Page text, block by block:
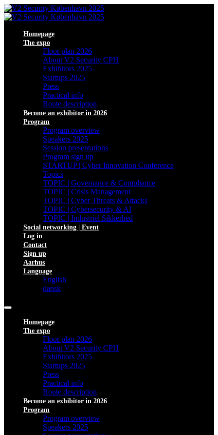
Homepage
The expo
Floor plan 2026
About V2 Security CPH
Exhibitors 2025
Startups 2025
Press
Practical info
Route description
Become an exhibitor in 2026
Program
Program overview
Speakers 2025
Session presentations
Program sign up
STARTUP | Cyber Innovation Conference
Topics
TOPIC | Governance & Compliance
TOPIC | Crisis Management
TOPIC | Cyber Threats & Attacks
TOPIC | Cybersecurity & AI
TOPIC | Industriel Sikkerhed
Social networking | Event
Log in
Contact
Sign up
Aarhus
Language
English
dansk
Homepage
The expo
Floor plan 2026
About V2 Security CPH
Exhibitors 2025
Startups 2025
Press
Practical info
Route description
Become an exhibitor in 2026
Program
Program overview
Speakers 2025